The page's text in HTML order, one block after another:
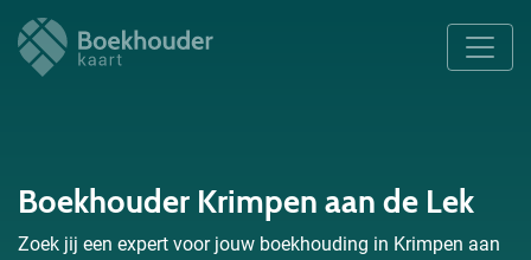
Boekhouder Krimpen aan de Lek
Zoek jij een expert voor jouw boekhouding in Krimpen aan